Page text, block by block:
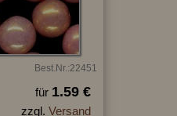
Best.Nr.:22451
für 1.59 €
zzgl. Versand